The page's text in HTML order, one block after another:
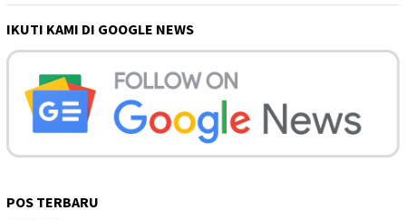
IKUTI KAMI DI GOOGLE NEWS
POS TERBARU